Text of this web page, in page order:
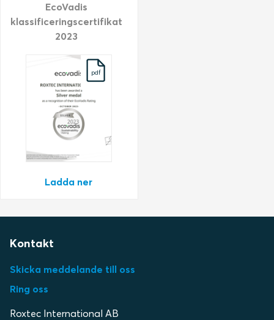
EcoVadis
klassificeringscertifikat
2023
pdf
Ladda ner
Kontakt
Skicka meddelande till oss
Ring oss
Roxtec International AB